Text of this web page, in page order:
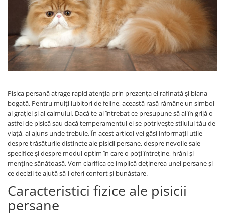
Piele Presată
Proteice
Cremoase
Semi-umede
Pernuțe
Îngrijire Câini
Covorașe Igienice Câini
Igienă Câini
Șampoane Câini
Antiparazitare Câini
Vitamine Câini
Perii & Piepteni
Accesorii Câini
Castroane și Adapatori
Cuști și Genți
Pisica persană atrage rapid atenția prin prezența ei rafinată și blana
bogată. Pentru mulți iubitori de feline, această rasă rămâne un simbol
al grației și al calmului. Dacă te-ai întrebat ce presupune să ai în grijă o
astfel de pisică sau dacă temperamentul ei se potrivește stilului tău de
viață, ai ajuns unde trebuie. În acest articol vei găsi informații utile
despre trăsăturile distincte ale pisicii persane, despre nevoile sale
specifice și despre modul optim în care o poți întreține, hrăni și
menține sănătoasă. Vom clarifica ce implică deținerea unei persane și
ce decizii te ajută să-i oferi confort și bunăstare.
Caracteristici fizice ale pisicii
persane